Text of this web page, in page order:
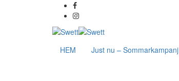
HEM Just nu – Sommarkampanj